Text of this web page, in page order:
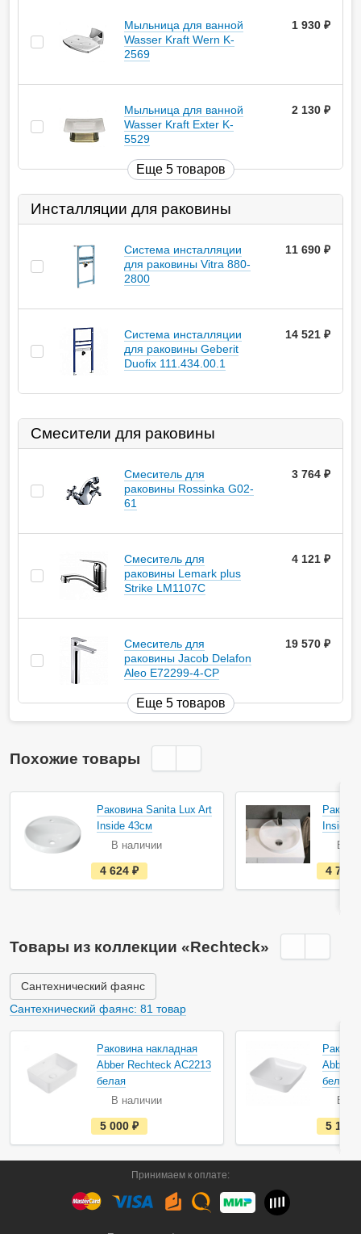
Мыльница для ванной
Wasser Kraft Wern K-
2569
1 930
Мыльница для ванной
Wasser Kraft Exter K-
5529
2 130
Еще 5 товаров
Инсталляции для раковины
Система инсталляции
для раковины Vitra 880-
2800
11 690
Система инсталляции
для раковины Geberit
Duofix 111.434.00.1
14 521
Смесители для раковины
Смеситель для
раковины Rossinka G02-
61
3 764
Смеситель для
раковины Lemark plus
Strike LM1107C
4 121
Смеситель для
раковины Jacob Delafon
Aleo E72299-4-CP
19 570
Еще 5 товаров
Похожие товары
Раковина Sanita Lux Art
Inside 43см
В наличии
е
с
т
л
и
4 624
Inside
В
4 700
Товары из коллекции «Rechteck»
Сантехнический фаянс
Сантехнический фаянс: 81 товар
Раковина накладная
Abber Rechteck AC2213
белая
В наличии
е
с
т
н
л
и
5 000
Abber
белая
В
5 120
Принимаем к оплате: